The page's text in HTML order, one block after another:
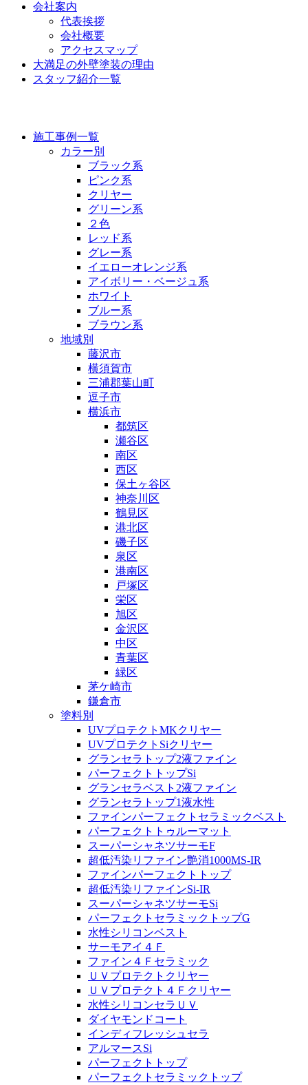
会社案内
代表挨拶
会社概要
アクセスマップ
大満足の外壁塗装の理由
スタッフ紹介一覧
施工事例一覧
カラー別
ブラック系
ピンク系
クリヤー
グリーン系
２色
レッド系
グレー系
イエローオレンジ系
アイボリー・ベージュ系
ホワイト
ブルー系
ブラウン系
地域別
藤沢市
横須賀市
三浦郡葉山町
逗子市
横浜市
都筑区
瀬谷区
南区
西区
保土ヶ谷区
神奈川区
鶴見区
港北区
磯子区
泉区
港南区
戸塚区
栄区
旭区
金沢区
中区
青葉区
緑区
茅ケ崎市
鎌倉市
塗料別
UVプロテクトMKクリヤー
UVプロテクトSiクリヤー
グランセラトップ2液ファイン
パーフェクトトップSi
グランセラベスト2液ファイン
グランセラトップ1液水性
ファインパーフェクトセラミックベスト
パーフェクトトゥルーマット
スーパーシャネツサーモF
超低汚染リファイン艶消1000MS-IR
ファインパーフェクトトップ
超低汚染リファインSi-IR
スーパーシャネツサーモSi
パーフェクトセラミックトップG
水性シリコンベスト
サーモアイ４Ｆ
ファイン４Ｆセラミック
ＵＶプロテクトクリヤー
ＵＶプロテクト４Ｆクリヤー
水性シリコンセラＵＶ
ダイヤモンドコート
インディフレッシュセラ
アルマースSi
パーフェクトトップ
パーフェクトセラミックトップ